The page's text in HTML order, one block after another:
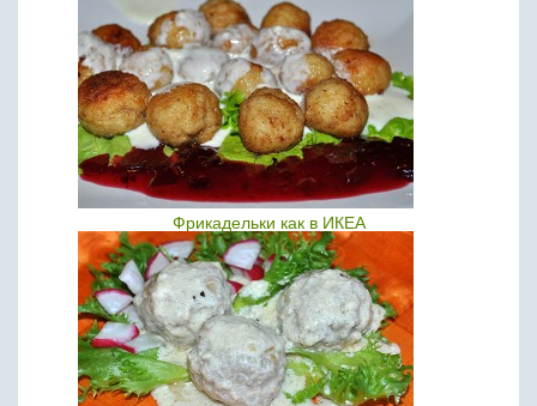
Фрикадельки как в ИКЕА